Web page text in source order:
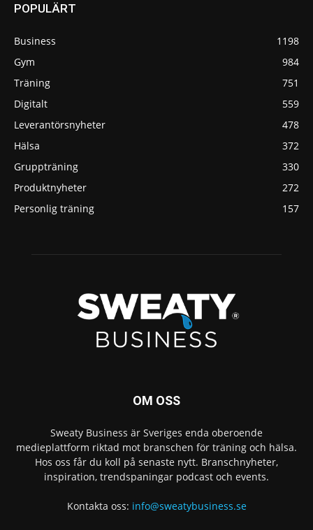
POPULÄRT
Business
1198
Gym
984
Träning
751
Digitalt
559
Leverantörsnyheter
478
Hälsa
372
Gruppträning
330
Produktnyheter
272
Personlig träning
157
OM OSS
Sweaty Business är Sveriges enda oberoende
medieplattform riktad mot branschen för träning och hälsa.
Hos oss får du koll på senaste nytt. Branschnyheter,
inspiration, trendspaningar podcast och events.
Kontakta oss: info@sweatybusiness.se